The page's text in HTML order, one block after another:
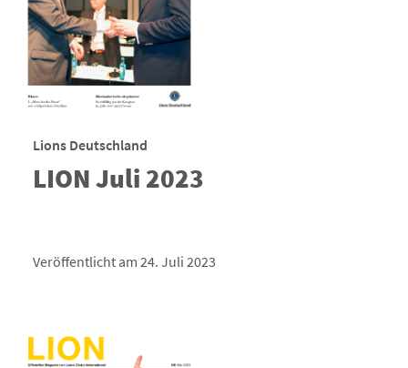
Lions Deutschland
LION Juli 2023
Veröffentlicht am 24. Juli 2023